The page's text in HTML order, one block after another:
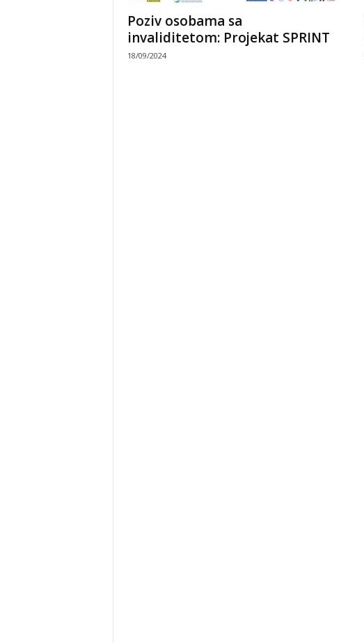
Poziv osobama sa
invaliditetom: Projekat SPRINT
18/09/2024